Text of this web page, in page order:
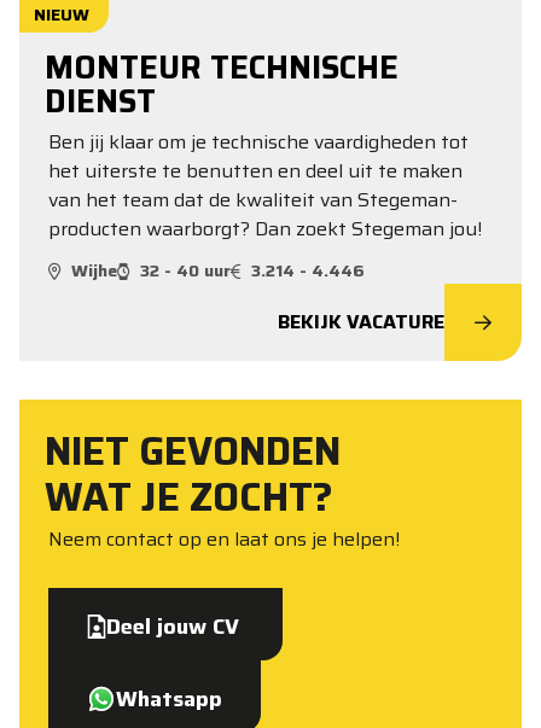
NIEUW
MONTEUR TECHNISCHE
DIENST
Ben jij klaar om je technische vaardigheden tot
het uiterste te benutten en deel uit te maken
van het team dat de kwaliteit van Stegeman-
producten waarborgt? Dan zoekt Stegeman jou!
Wijhe 32 - 40 uur 3.214 - 4.446
BEKIJK VACATURE
NIET GEVONDEN
WAT JE ZOCHT?
Neem contact op en laat ons je helpen!
Deel jouw CV
Whatsapp